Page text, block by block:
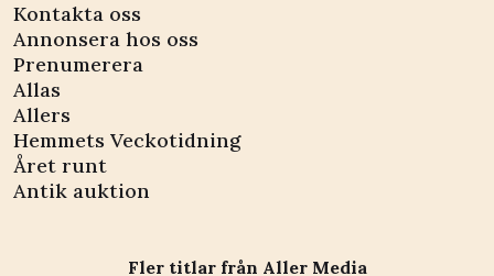
Kontakta oss
Annonsera hos oss
Prenumerera
Allas
Allers
Hemmets Veckotidning
Året runt
Antik auktion
Fler titlar från Aller Media